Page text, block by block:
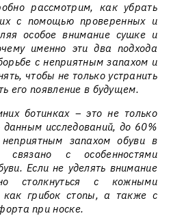
рассмотрим, как убрать
с помощью проверенных и
особое внимание сушке и
именно эти два подхода
с неприятным запахом и
чтобы не только устранить
его появление в будущем.
ботинках – это не только
данным исследований, до 60%
запахом обуви в
с особенностями
Если не уделять внимание
столкнуться с кожными
как грибок стопы, а также с
при носке.